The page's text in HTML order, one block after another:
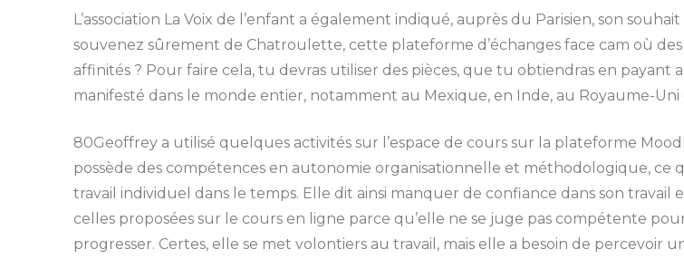
L’association La Voix de l’enfant a également indiqué, auprès du Parisien, son
souvenez sûrement de Chatroulette, cette plateforme d’échanges face cam où
affinités ? Pour faire cela, tu devras utiliser des pièces, que tu obtiendras en payant
manifesté dans le monde entier, notamment au Mexique, en Inde, au Royaume-Uni
80Geoffrey a utilisé quelques activités sur l’espace de cours sur la plateforme
possède des compétences en autonomie organisationnelle et méthodologique, ce
travail individuel dans le temps. Elle dit ainsi manquer de confiance dans son travail
celles proposées sur le cours en ligne parce qu’elle ne se juge pas compétente
progresser. Certes, elle se met volontiers au travail, mais elle a besoin de percevoir